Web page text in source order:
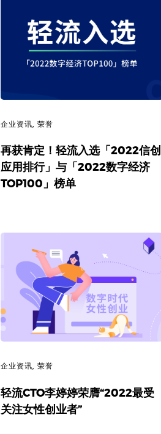
企业资讯, 荣誉
再获肯定！轻流入选「2022信创
应用排行」与「2022数字经济
TOP100」榜单
企业资讯, 荣誉
轻流CTO李婷婷荣膺“2022最受
关注女性创业者”